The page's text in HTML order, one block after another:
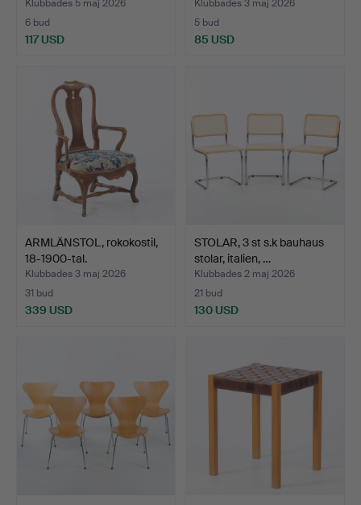
Klubbades 5 maj 2026
6 bud
117 USD
Klubbades 3 maj 2026
5 bud
85 USD
ARMLÄNSTOL, rokokostil,
18-1900-tal.
Klubbades 3 maj 2026
31 bud
339 USD
STOLAR, 3 st s.k bauhaus
stolar, italien, …
Klubbades 2 maj 2026
21 bud
130 USD